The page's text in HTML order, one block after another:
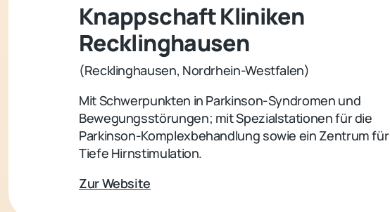
Knappschaft Kliniken
Recklinghausen
(Recklinghausen, Nordrhein-Westfalen)
Mit Schwerpunkten in Parkinson-Syndromen und
Bewegungsstörungen; mit Spezialstationen für die
Parkinson-Komplexbehandlung sowie ein Zentrum für
Tiefe Hirnstimulation.
Zur Website